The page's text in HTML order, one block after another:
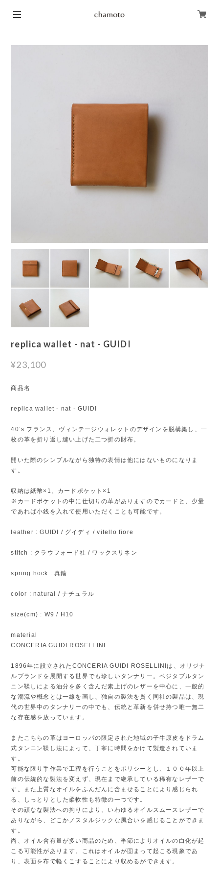
replica wallet - nat - GUIDI
¥23,100
商品名
replica wallet - nat - GUIDI
40’s フランス、ヴィンテージウォレットのデザインを脱構築し、一
枚の革を折り返し縫い上げた二つ折の財布。
開いた際のシンプルながら独特の表情は他にはないものになりま
す。
収納は紙幣×1、カードポケット×1
※カードポケットの中に仕切りの革がありますのでカードと、少量
であれば小銭を入れて使用いただくことも可能です。
leather : GUIDI / グイディ / vitello fiore
stitch : クラウフォード社 / ワックスリネン
spring hock : 真鍮
color : natural / ナチュラル
size(cm) : W9 / H10
material
CONCERIA GUIDI ROSELLINI
1896年に設立されたCONCERIA GUIDI ROSELLINIは、オリジナ
ルブランドを展開する世界でも珍しいタンナリー。ベジタブルタン
ニン鞣しによる油分を多く含んだ素上げのレザーを中心に、一般的
な潮流や概念とは一線を画し、独自の製法を貫く同社の製品は、現
代の世界中のタンナリーの中でも、伝統と革新を併せ持つ唯一無二
な存在感を放っています。
またこちらの革はヨーロッパの限定された地域の子牛原皮をドラム
式タンニン鞣し法によって、丁寧に時間をかけて製造されていま
す。
可能な限り手作業で工程を行うことをポリシーとし、１００年以上
前の伝統的な製法を変えず、現在まで継承している稀有なレザーで
す。また上質なオイルをふんだんに含ませることにより感じられ
る、しっとりとした柔軟性も特徴の一つです。
その頑なな製法への拘りにより、いわゆるオイルスムースレザーで
ありながら、どこかノスタルジックな風合いを感じることができま
す。
尚、オイル含有量が多い商品のため、季節によりオイルの白化が起
こる可能性があります。これはオイルが固まって起こる現象であ
り、表面を布で軽くこすることにより収めるができます。